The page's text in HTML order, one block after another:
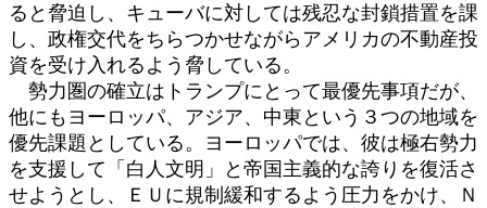
ると脅迫し、キューバに対しては残忍な封鎖措置を課
し、政権交代をちらつかせながらアメリカの不動産投
資を受け入れるよう脅している。
勢力圏の確立はトランプにとって最優先事項だが、
他にもヨーロッパ、アジア、中東という３つの地域を
優先課題としている。ヨーロッパでは、彼は極右勢力
を支援して「白人文明」と帝国主義的な誇りを復活さ
せようとし、ＥＵに規制緩和するよう圧力をかけ、Ｎ